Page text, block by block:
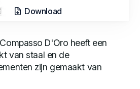
Download
D'Oro heeft een
van staal en de
zijn gemaakt van